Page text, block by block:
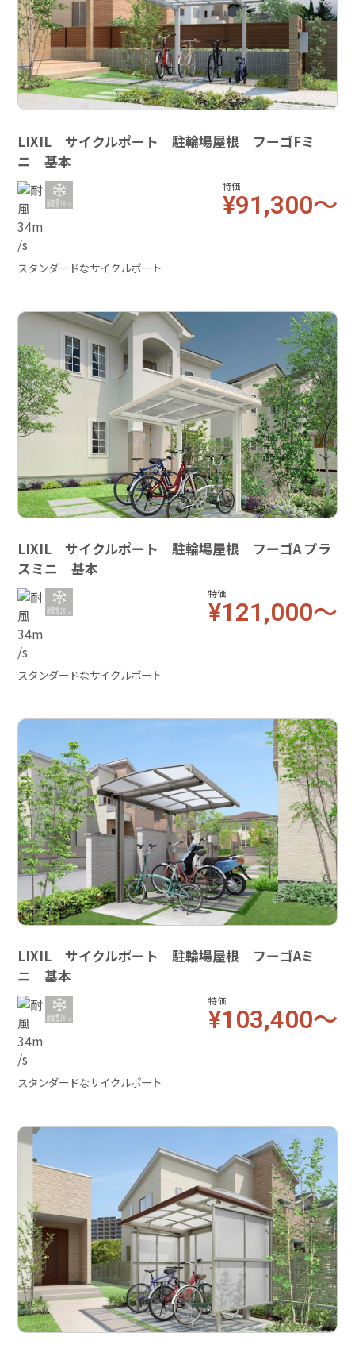
LIXIL サイクルポート 駐輪場屋根 フーゴFミ
ニ 基本
特価
¥91,300～
スタンダードなサイクルポート
LIXIL サイクルポート 駐輪場屋根 フーゴA プラ
スミニ 基本
特価
¥121,000～
スタンダードなサイクルポート
LIXIL サイクルポート 駐輪場屋根 フーゴAミ
ニ 基本
特価
¥103,400～
スタンダードなサイクルポート